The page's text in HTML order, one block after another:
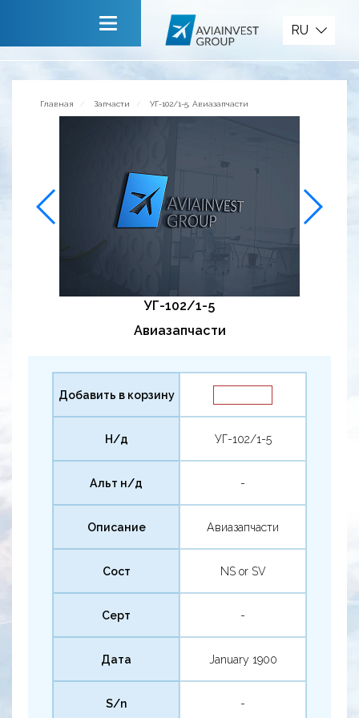
Сервисы
Обратная связь
RU
Главная Запчасти УГ-102/1-5, Авиазапчасти
УГ-102/1-5
Авиазапчасти
Добавить в корзину
Н/д УГ-102/1-5
Альт н/д -
Описание Авиазапчасти
Сост NS or SV
Серт -
Дата January 1900
S/n -